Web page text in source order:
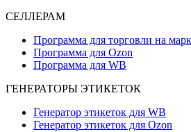
СЕЛЛЕРАМ
Программа для торговли на
Программа для Ozon
Программа для WB
ГЕНЕРАТОРЫ ЭТИКЕТОК
Генератор этикеток для WB
Генератор этикеток для Ozon